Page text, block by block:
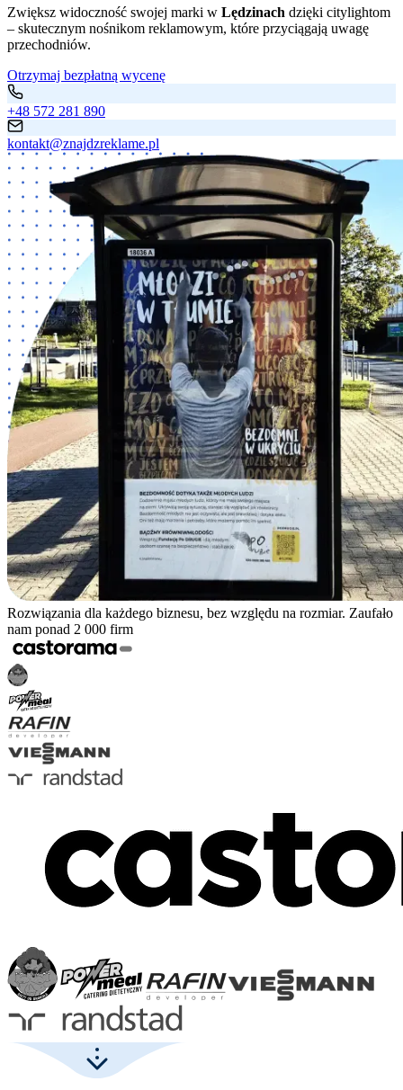
Zwiększ widoczność swojej marki w Lędzinach dzięki citylightom
– skutecznym nośnikom reklamowym, które przyciągają uwagę
przechodniów.
Otrzymaj bezpłatną wycenę
+48 572 281 890
kontakt@znajdzreklame.pl
Rozwiązania dla każdego biznesu, bez względu na rozmiar. Zaufało
nam ponad 2 000 firm